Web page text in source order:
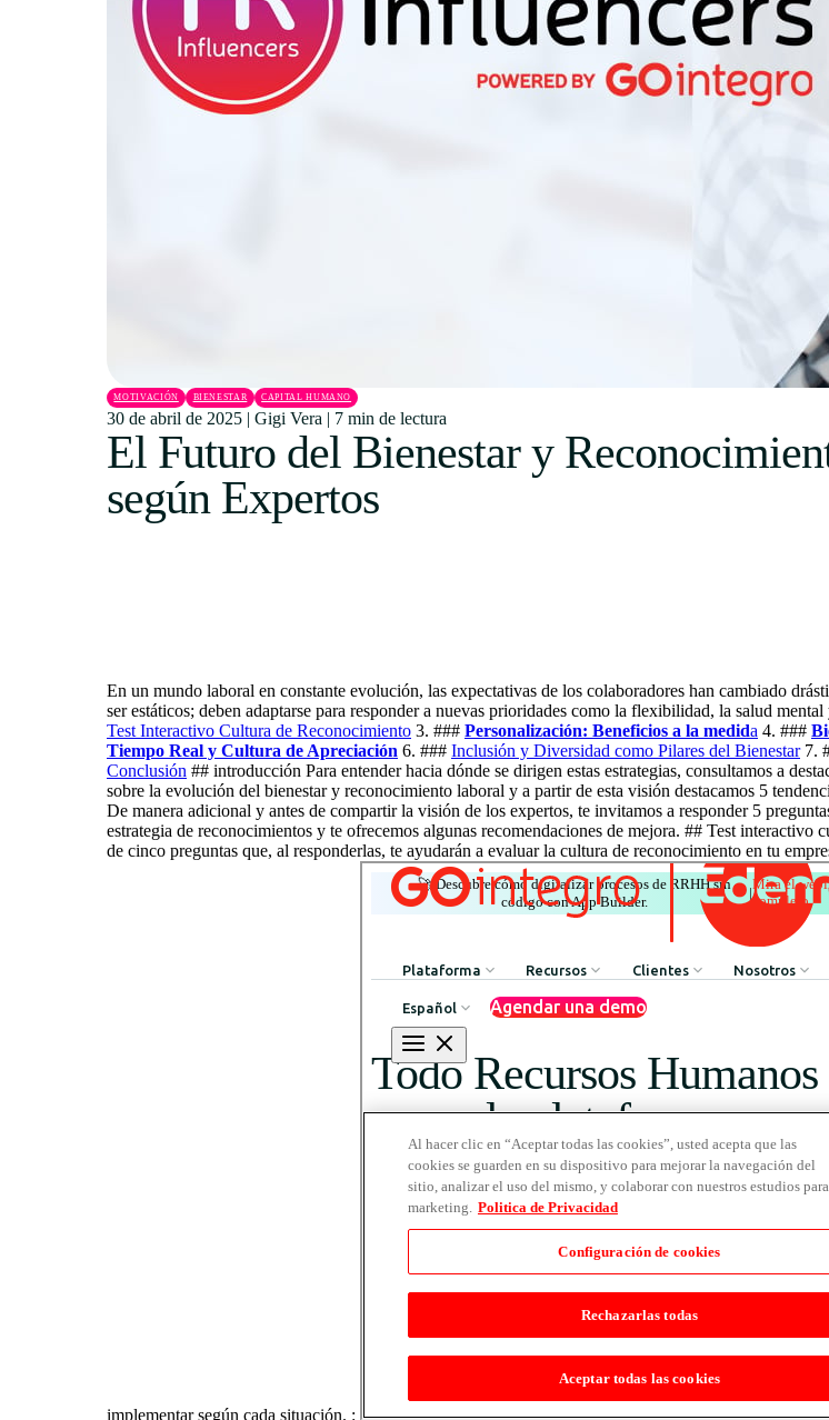
Uruguay
MOTIVACIÓN BIENESTAR CAPITAL HUMANO
30 de abril de 2025 | Gigi Vera | 7 min de lectura
El Futuro del Bienestar y
según Expertos
En un mundo laboral en constante evolución, las expectativas de los colaboradores han cambiado
ser estáticos; deben adaptarse para responder a nuevas prioridades como la flexibilidad, la salud
Test Interactivo Cultura de Reconocimiento 3. ### Personalización: Beneficios a la medida 4. ###
Tiempo Real y Cultura de Apreciación 6. ### Inclusión y Diversidad como Pilares del Bienestar7.
Conclusión ## introducción Para entender hacia dónde se dirigen estas estrategias, consultamos a
sobre la evolución del bienestar y reconocimiento laboral y a partir de esta visión destacamos 5
De manera adicional y antes de compartir la visión de los expertos, te invitamos a responder 5
estrategia de reconocimientos y te ofrecemos algunas recomendaciones de mejora. ## Test
de cinco preguntas que, al responderlas, te ayudarán a evaluar la cultura de reconocimiento en tu
implementar según cada situación. :